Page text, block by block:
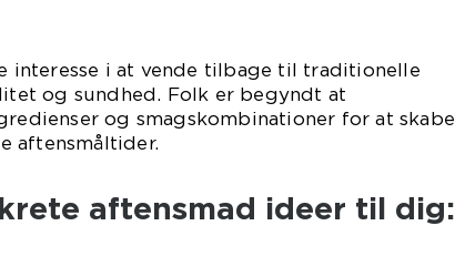
interesse i at vende tilbage til traditionelle
og sundhed. Folk er begyndt at
og smagskombinationer for at skabe
aftensmåltider.
aftensmad ideer til dig: